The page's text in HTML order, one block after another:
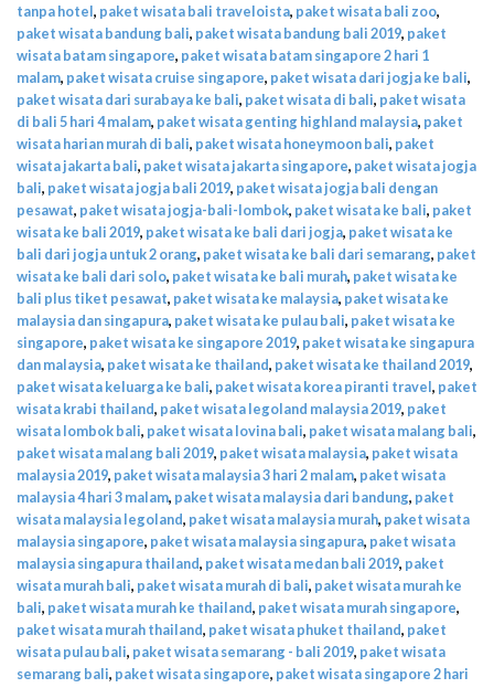
tanpa hotel, paket wisata bali traveloista, paket wisata bali zoo,
paket wisata bandung bali, paket wisata bandung bali 2019, paket
wisata batam singapore, paket wisata batam singapore 2 hari 1
malam, paket wisata cruise singapore, paket wisata dari jogja ke bali,
paket wisata dari surabaya ke bali, paket wisata di bali, paket wisata
di bali 5 hari 4 malam, paket wisata genting highland malaysia, paket
wisata harian murah di bali, paket wisata honeymoon bali, paket
wisata jakarta bali, paket wisata jakarta singapore, paket wisata jogja
bali, paket wisata jogja bali 2019, paket wisata jogja bali dengan
pesawat, paket wisata jogja-bali-lombok, paket wisata ke bali, paket
wisata ke bali 2019, paket wisata ke bali dari jogja, paket wisata ke
bali dari jogja untuk 2 orang, paket wisata ke bali dari semarang, paket
wisata ke bali dari solo, paket wisata ke bali murah, paket wisata ke
bali plus tiket pesawat, paket wisata ke malaysia, paket wisata ke
malaysia dan singapura, paket wisata ke pulau bali, paket wisata ke
singapore, paket wisata ke singapore 2019, paket wisata ke singapura
dan malaysia, paket wisata ke thailand, paket wisata ke thailand 2019,
paket wisata keluarga ke bali, paket wisata korea piranti travel, paket
wisata krabi thailand, paket wisata legoland malaysia 2019, paket
wisata lombok bali, paket wisata lovina bali, paket wisata malang bali,
paket wisata malang bali 2019, paket wisata malaysia, paket wisata
malaysia 2019, paket wisata malaysia 3 hari 2 malam, paket wisata
malaysia 4 hari 3 malam, paket wisata malaysia dari bandung, paket
wisata malaysia legoland, paket wisata malaysia murah, paket wisata
malaysia singapore, paket wisata malaysia singapura, paket wisata
malaysia singapura thailand, paket wisata medan bali 2019, paket
wisata murah bali, paket wisata murah di bali, paket wisata murah ke
bali, paket wisata murah ke thailand, paket wisata murah singapore,
paket wisata murah thailand, paket wisata phuket thailand, paket
wisata pulau bali, paket wisata semarang - bali 2019, paket wisata
semarang bali, paket wisata singapore, paket wisata singapore 2 hari